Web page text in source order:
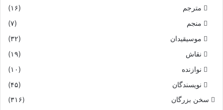
ز گوهر مرا با دل اندیشه خاست
که یاد آمدم زان سخنهاى راست‏
نخستین ز تور ایدر آمد بدى
که برخاست زو فره ایزدى‏
مترجم
(۱۶)
منجم
(۷)
موسیقیدان
(۳۲)
نقاش
(۱۹)
نوازنده
(۱۰)
نویسندگان
(۴۵)
سخن بزرگان
(۳۱۶)